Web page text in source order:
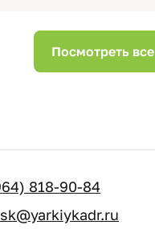
Посмотреть все
818-90-84